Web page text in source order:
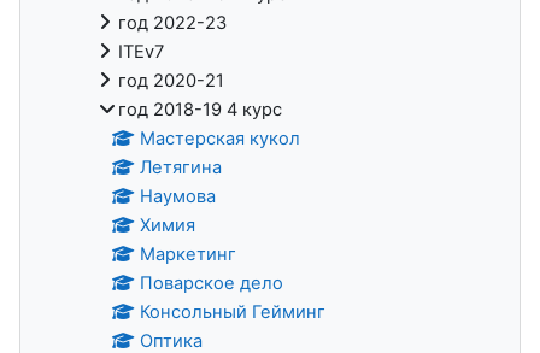
год 2022-23
ITEv7
год 2020-21
год 2018-19 4 курс
Мастерская кукол
Летягина
Наумова
Химия
Маркетинг
Поварское дело
Консольный Гейминг
Оптика